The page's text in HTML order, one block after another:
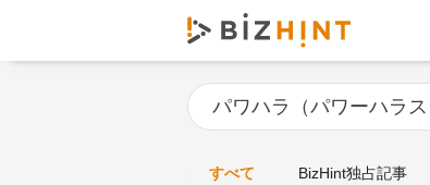
すべて BizHint独占記事